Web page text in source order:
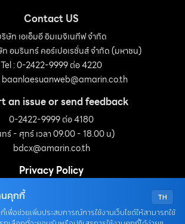
Contact US
ษัท เอเอ็มอี อิมเมจิเนทีฟ จำกัด
ท อมรินทร์ คอร์เปอเรชั่นส์ จำกัด (มหาชน)
Tel : 0-2422-9999 ต่อ 4220
baanlaesuanweb@amarin.co.th
an issue or send feedback
0-2422-9999 ต่อ 4180
ร์ - ศุกร์ เวลา 09.00 - 18.00 น)
bdcx@amarin.co.th
Privacy Policy
OUR SOCIALS
TH
นคุกกี้
เพื่อช่วยเพิ่มประสบการณ์การใช้งานเว็บไซต์ให้สามารถใช้